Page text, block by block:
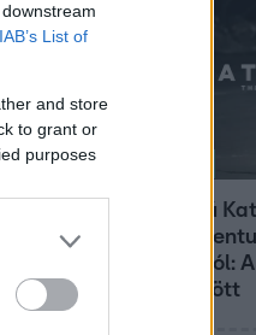
IAB’s List of
and store
to grant or
purposes
Hosszú
Tusupról:
működött